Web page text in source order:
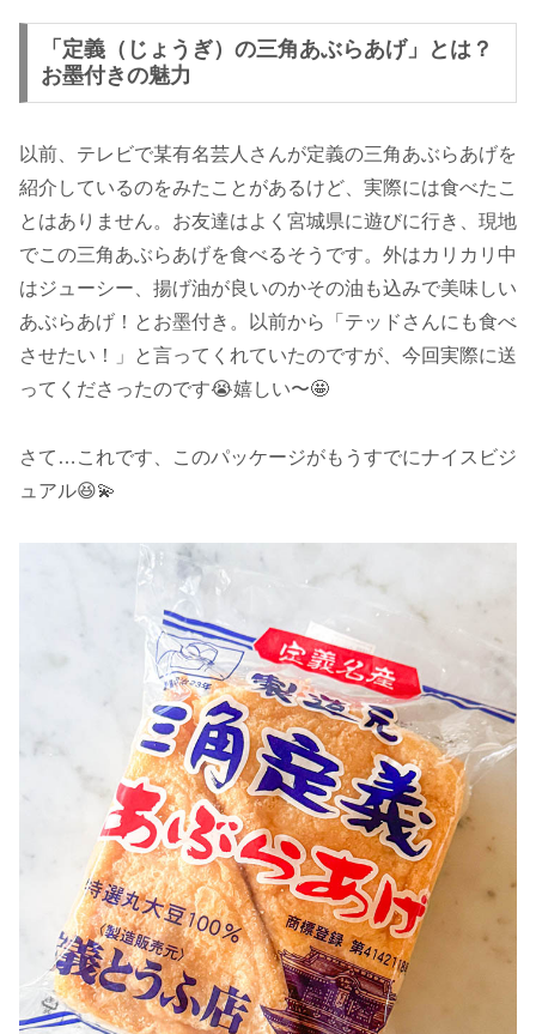
「定義（じょうぎ）の三角あぶらあげ」とは？
お墨付きの魅力
以前、テレビで某有名芸人さんが定義の三角あぶらあげを
紹介しているのをみたことがあるけど、実際には食べたこ
とはありません。お友達はよく宮城県に遊びに行き、現地
でこの三角あぶらあげを食べるそうです。外はカリカリ中
はジューシー、揚げ油が良いのかその油も込みで美味しい
あぶらあげ！とお墨付き。以前から「テッドさんにも食べ
させたい！」と言ってくれていたのですが、今回実際に送
ってくださったのです😭嬉しい〜🤩
さて…これです、このパッケージがもうすでにナイスビジ
ュアル😆💫